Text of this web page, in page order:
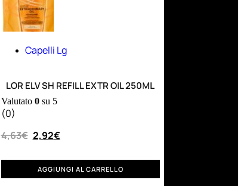
Capelli Lg
LOR ELV SH REFILL EXTR OIL 250ML
Valutato 0su 5
(0)
4,63€ 2,92€
AGGIUNGI AL CARRELLO